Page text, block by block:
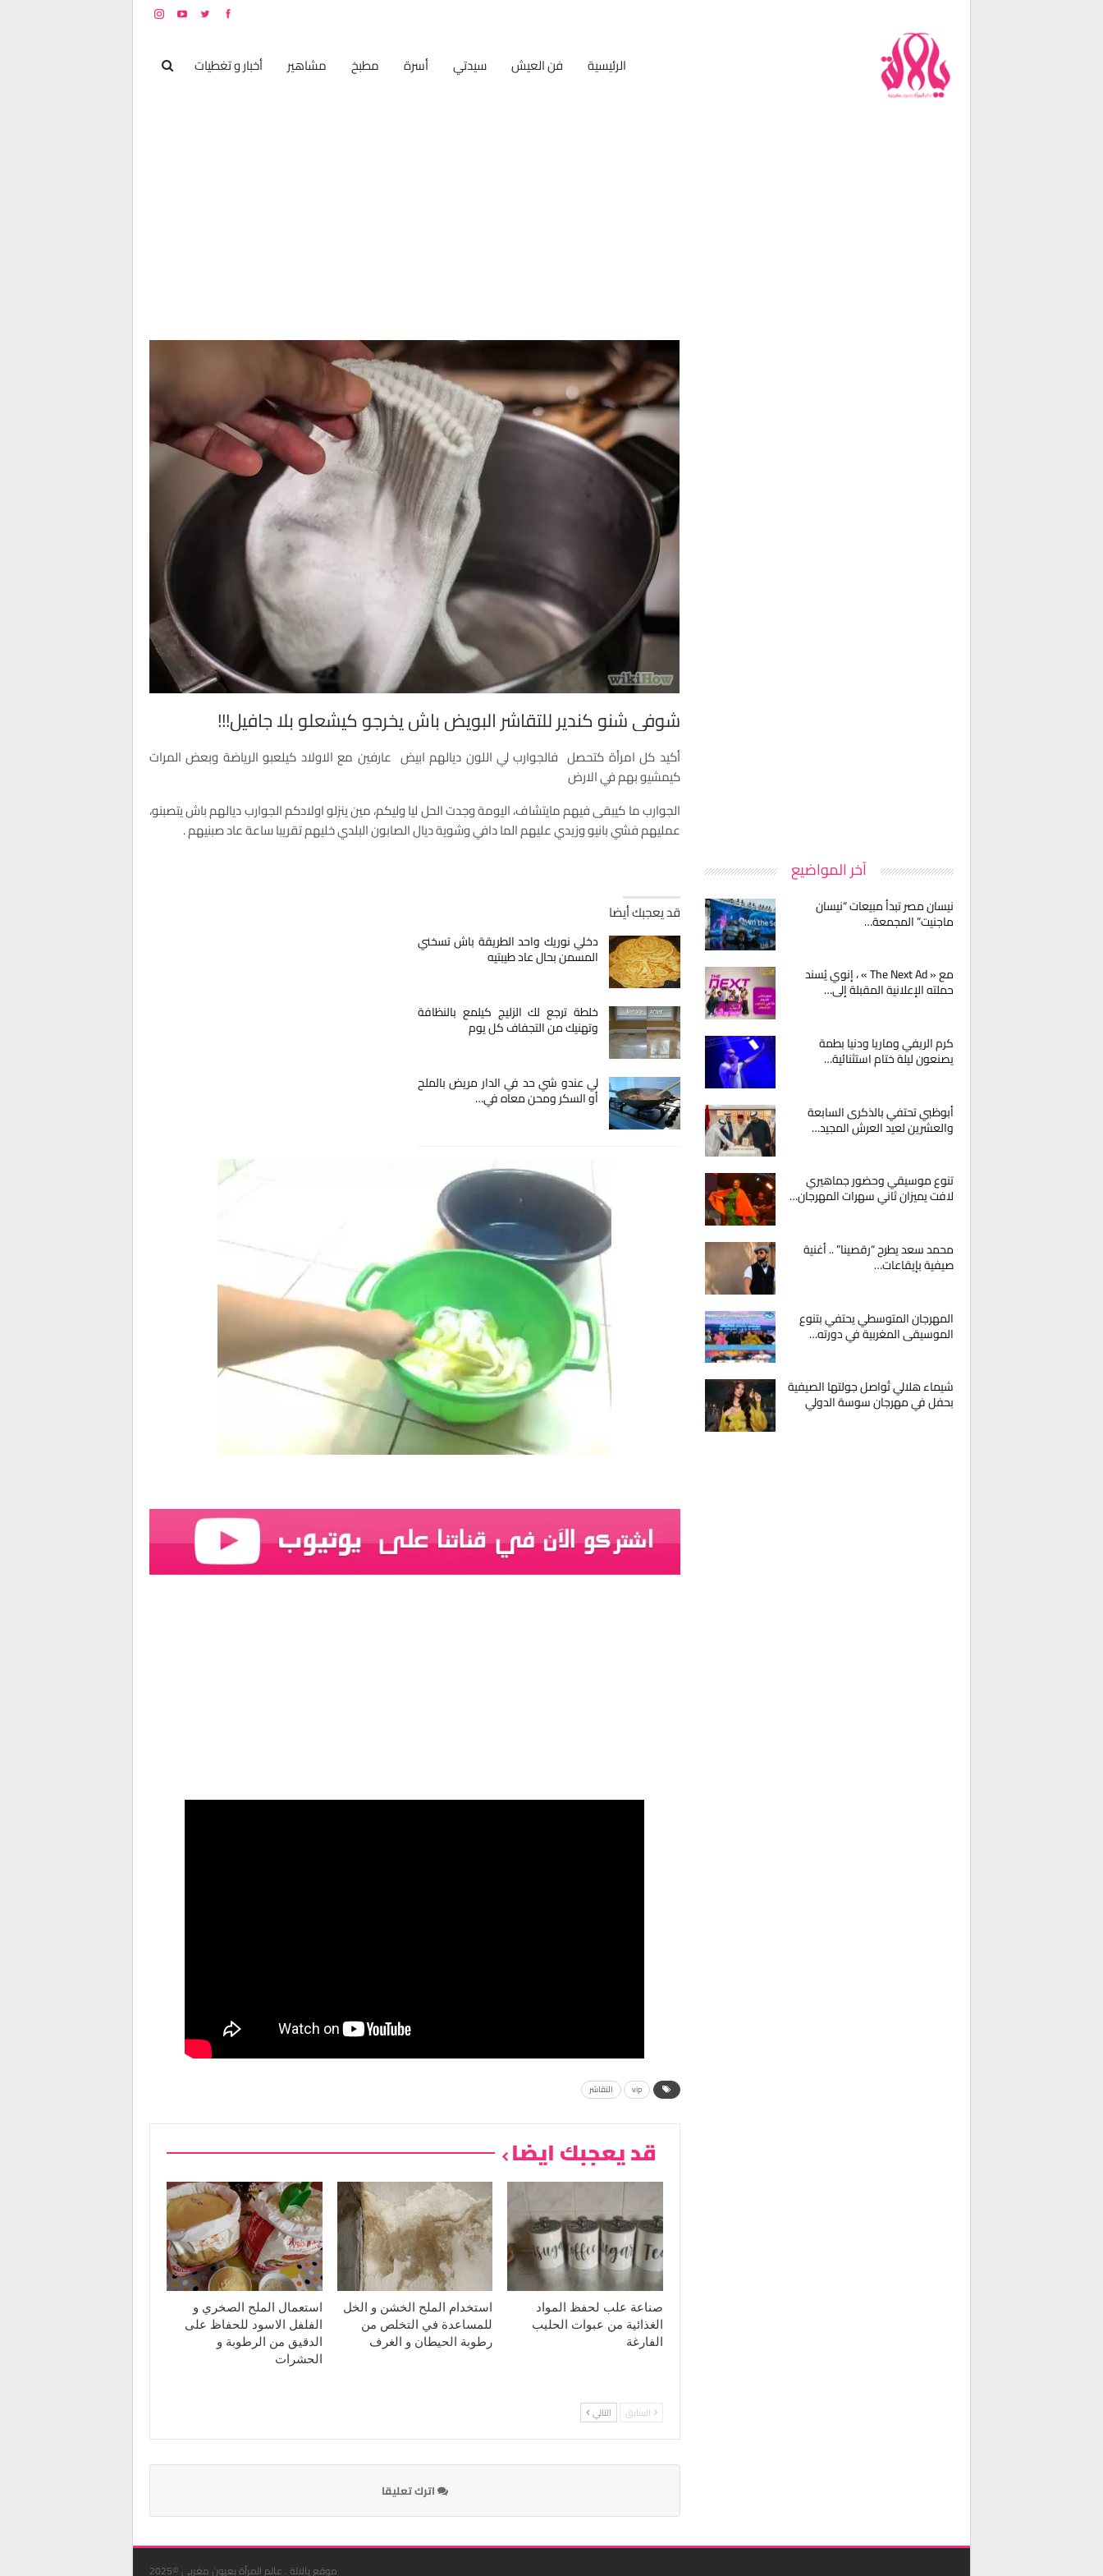
الرئيسية فن العيش سيدتي أسرة مطبخ مشاهير أخبار و تغطيات
شوفي شنو كندير للتقاشر البويض باش يخرجو كيشعلو بلا جافيل!!!
أكيد كل امرأة كتحصل فالجوارب لي اللون ديالهم ابيض عارفين مع الاولاد كيلعبو الرياضة وبعض المرات
كيمشيو بهم في الارض
الجوارب ما كيبقى فيهم مايتشاف، اليومة وجدت الحل ليا وليكم، مين ينزلو اولادكم الجوارب ديالهم باش يتصبنو،
عمليهم فشي بانيو وزيدي عليهم الما دافي وشوية ديال الصابون البلدي خليهم تقريبا ساعة عاد صبنيهم .
قد يعجبك أيضا
دخلي نوريك واحد الطريقة باش تسخني
المسمن بحال عاد طيبتيه
خلطة ترجع لك الزليج كيلمع بالنظافة
وتهنيك من التجفاف كل يوم
لي عندو شي حد في الدار مريض بالملح
أو السكر ومحن معاه في…
vip التقاشر
قد يعجبك ايضا
صناعة علب لحفظ المواد
الغذائية من عبوات الحليب
الفارغة
استخدام الملح الخشن و الخل
للمساعدة في التخلص من
رطوبة الحيطان و الغرف
استعمال الملح الصخري و
الفلفل الاسود للحفاظ على
الدقيق من الرطوبة و
الحشرات
السابق التالي
اترك تعليقا
آخر المواضيع
نيسان مصر تبدأ مبيعات “نيسان
ماجنيت” المجمعة…
مع « The Next Ad » ، إنوي يُسند
حملته الإعلانية المقبلة إلى…
كرم الريفي وماريا ودنيا بطمة
يصنعون ليلة ختام استثنائية…
أبوظبي تحتفي بالذكرى السابعة
والعشرين لعيد العرش المجيد…
تنوع موسيقي وحضور جماهيري
لافت يميزان ثاني سهرات المهرجان…
محمد سعد يطرح “رقصينا” .. أغنية
صيفية بإيقاعات…
المهرجان المتوسطي يحتفي بتنوع
الموسيقى المغربية في دورته…
شيماء هلالي تُواصل جولتها الصيفية
بحفل في مهرجان سوسة الدولي
موقع يالالة . عالم المرأة بعيون مغربي ©2025